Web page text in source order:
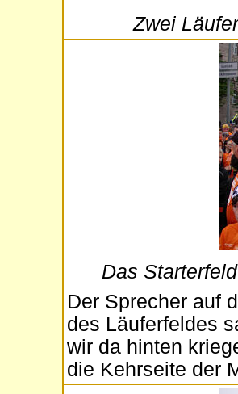
Zwei
Das
Der Sprecher auf
des Läuferfeldes
wir da hinten
die Kehrseite der